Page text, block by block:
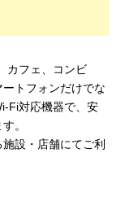
カフェ、コンビ
トフォンだけでな
Fi対応機器で、安
。
設・店舗にてご利